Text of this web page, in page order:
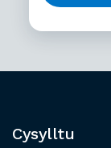
Cysylltu